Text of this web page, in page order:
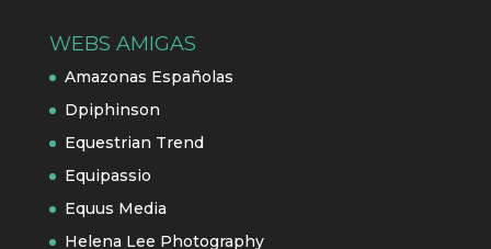
WEBS AMIGAS
Amazonas Españolas
Dpiphinson
Equestrian Trend
Equipassio
Equus Media
Helena Lee Photography